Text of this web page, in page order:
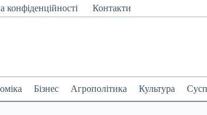
конфіденційності Контакти
Бізнес Агрополітика Культура